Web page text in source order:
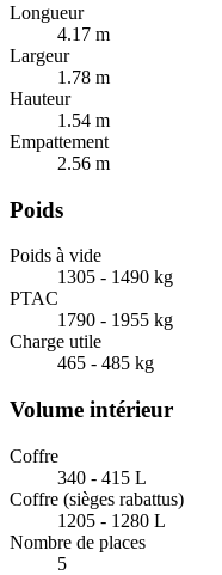
Longueur
4.17 m
Largeur
1.78 m
Hauteur
1.54 m
Empattement
2.56 m
Poids
Poids à vide
1305 - 1490 kg
PTAC
1790 - 1955 kg
Charge utile
465 - 485 kg
Volume intérieur
Coffre
340 - 415 L
Coffre (sièges rabattus)
1205 - 1280 L
Nombre de places
5